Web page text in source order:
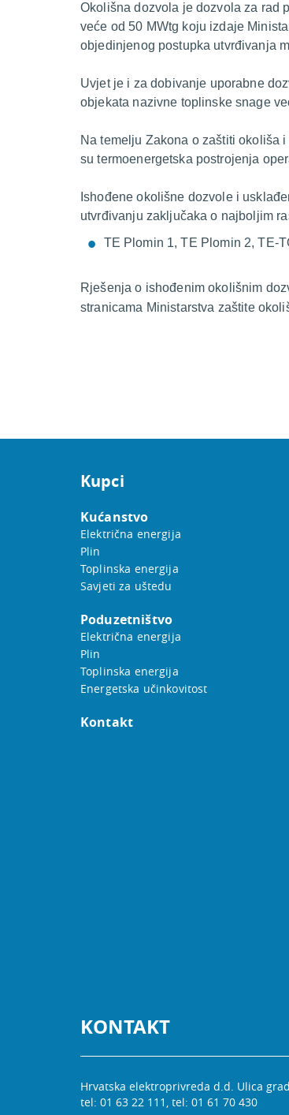
Okolišna dozvola je dozvola za rad
veće od 50 MWtg koju izdaje
objedinjenog postupka utvrđivanja
Uvjet je i za dobivanje uporabne
objekata nazivne toplinske snage
Na temelju Zakona o zaštiti okoliša
su termoenergetska postrojenja
Ishođene okolišne dozvole i
utvrđivanju zaključaka o najboljim
TE Plomin 1, TE Plomin 2, TE-
Rješenja o ishođenim okolišnim
stranicama Ministarstva zaštite
Kupci
Kućanstvo
Električna energija
Plin
Toplinska energija
Savjeti za uštedu
Poduzetništvo
Električna energija
Plin
Toplinska energija
Energetska učinkovitost
Kontakt
KONTAKT
Hrvatska elektroprivreda d.d. Ulica
tel: 01 63 22 111, tel: 01 61 70 430